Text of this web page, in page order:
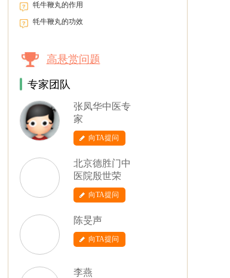
以便盲目服用。
牦牛鞭丸的作用
牦牛鞭丸的功效
高悬赏问题
专家团队
张凤华中医专
家
向TA提问
北京德胜门中
医院殷世荣
向TA提问
陈旻声
向TA提问
李燕